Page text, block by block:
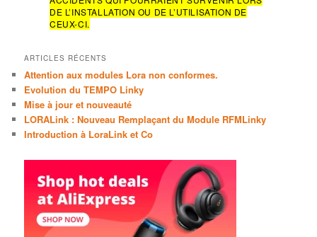
DE L’INSTALLATION OU DE L’UTILISATION DE
CEUX-CI.
ARTICLES RÉCENTS
Attention aux modules Lora non conformes.
Evolution du TEMPO Linky
Mise à jour et nouveauté
LORALink : Nouveau Remplaçant du Module RFMLinky
Introduction à LoraLink et Co